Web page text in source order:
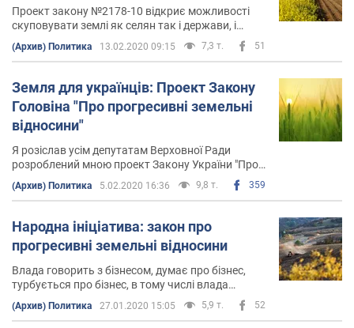
Проект закону №2178-10 відкриє можливості
скуповувати землі як селян так і держави, і
важелі цього скуповування за цим проектом
віддаються разом з режимом таємничості на
(Архив) Политика 13.02.2020 09:15 7,3 т. 51
Земля для українців: Проект Закону
Головіна "Про прогресивні земельні
відносини"
Я розіслав усім депутатам Верховної Ради
розроблений мною проект Закону України "Про
припинення дискримінації власників
сільськогосподарської землі, підтримку
діяльності та ефективний обмін правами на
землю (Про прогресивні земельні відносини)"
(Архив) Политика 5.02.2020 16:36 9,8 т. 359
Народна ініціатива: закон про
прогресивні земельні відносини
Влада говорить з бізнесом, думає про бізнес,
турбується про бізнес, в тому числі влада
вирішує з бізнесом і питання як бути з людьми -
це все одно що запитувати у вовка про долю
(Архив) Политика 27.01.2020 15:05 5,9 т. 52